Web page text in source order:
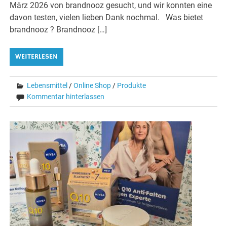
März 2026 von brandnooz gesucht, und wir konnten eine
davon testen, vielen lieben Dank nochmal. Was bietet
brandnooz ? Brandnooz […]
WEITERLESEN
Lebensmittel /Online Shop / Produkte
Kommentar hinterlassen